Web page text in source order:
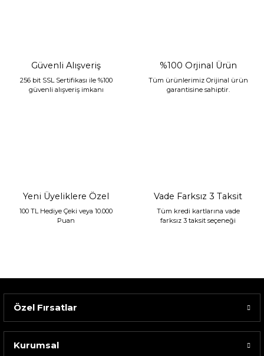
Güvenli Alışveriş
256 bit SSL Sertifikası ile %100
güvenli alışveriş imkanı
%100 Orjinal Ürün
Tüm ürünlerimiz Orijinal ürün
garantisine sahiptir.
Yeni Üyeliklere Özel
100 TL Hediye Çeki veya 10.000
Puan
Vade Farksız 3 Taksit
Tüm kredi kartlarına vade
farksız 3 taksit seçeneği
Özel Fırsatlar
Kurumsal